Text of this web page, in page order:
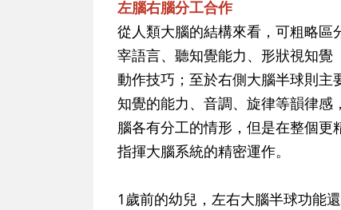
左腦右腦分工合作
從人類大腦的結構來看，可粗略
宰語言、聽知覺能力、形狀視知
動作技巧；至於右側大腦半球則
知覺的能力、音調、旋律等韻律
腦各有分工的情形，但是在整個
指揮大腦系統的精密運作。
1歲前的幼兒，左右大腦半球功能